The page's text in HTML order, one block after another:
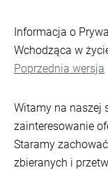
opcji
wyszukiwania
Informacja o
Wchodząca w
Poprzednia wersja
Witamy na naszej
zainteresowanie
Staramy
zbieranych i